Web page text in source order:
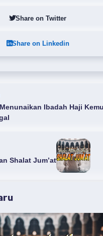
Share on Twitter
Share on Linkedin
Ibadah Haji
Shalat Jum’at